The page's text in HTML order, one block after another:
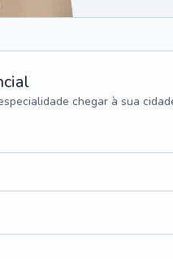
chegar à sua